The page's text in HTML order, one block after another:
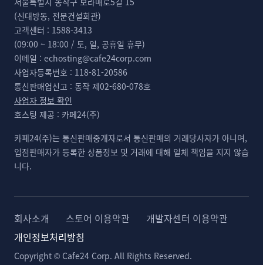
(신대방동, 전문건설회관)
고객센터 : 1588-3413
(09:00 ~ 18:00 / 토, 일, 공휴일 휴무)
이메일 : echosting@cafe24corp.com
사업자등록번호 : 118-81-20586
통신판매업신고 : 동작 제02-680-078호
사업자 정보 확인
호스팅 제공 : 카페24(주)
카페24(주)는 통신판매중개자로서 통신판매의 거래당사자가 아니며,
입점판매자가 등록한 상품정보 및 거래에 대해 일체 책임을 지지 않습
니다.
회사소개 스토어 이용약관
개발자센터 이용약관
개인정보처리방침
Copyright © Cafe24 Corp. All Rights Reserved.